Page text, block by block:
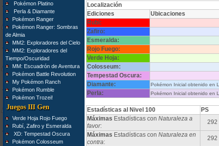
Pokémon Platino
Perla & Diamante
Pokémon Ranger
Pokémon Ranger: Sombras
de Almia
MM2: Exploradores del Cielo
MM2: Exploradores del
Tiempo/Oscuridad
MM: Escuadrón de Aventura
Pokémon Battle Revolution
My Pokémon Ranch
Pokémon Rumble
Pokémon Trozei!
Juegos III Gen
Verde Hoja Rojo Fuego
Rubí, Zafiro y Esmeralda
XD: Tempestad Oscura
Pokémon Colosseum
Localización
Ediciones
Ubicaciones
Rubí:
Zafiro:
Esmeralda:
Rojo Fuego:
Verde Hoja:
Colosseum:
Tempestad Oscura:
Diamante:
Pokémon Inicial obtenido en
Perla: Pokémon Inicial obtenido en
Estadísticas al Nivel 100
PS
Máximas Estadísticas con Naturaleza a
favor:
292
Máximas Estadísticas con Naturaleza en
contra:
292